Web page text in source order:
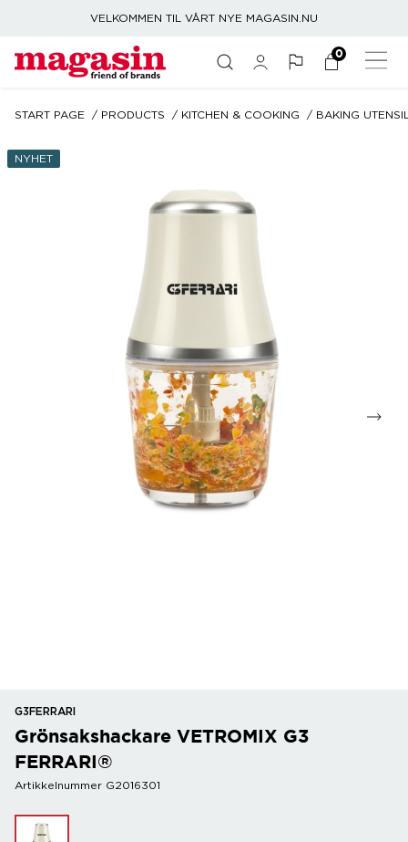
VELKOMMEN TIL VÅRT NYE MAGASIN.NU
0
START PAGE PRODUCTS KITCHEN & COOKING BAKING
NYHET
G3FERRARI
Grönsakshackare VETROMIX G3
FERRARI®
Artikkelnummer G2016301